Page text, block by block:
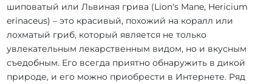
шиповатый или Львиная грива (Lion's Mane, Hericium
erinaceus) – это красивый, похожий на коралл или
лохматый гриб, который является не только
увлекательным лекарственным видом, но и вкусным
съедобным. Его всегда приятно обнаружить в дикой
природе, и его можно приобрести в Интернете. Ряд